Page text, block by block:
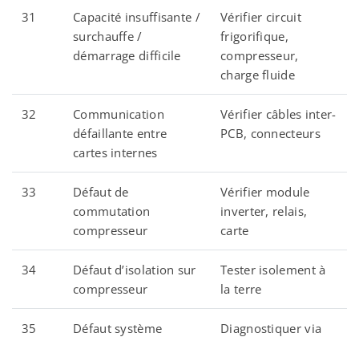
31
Capacité insuffisante /
surchauffe /
démarrage difficile
Vérifier circuit
frigorifique,
compresseur,
charge fluide
32
Communication
défaillante entre
cartes internes
Vérifier câbles inter-
PCB, connecteurs
33
Défaut de
commutation
compresseur
Vérifier module
inverter, relais,
carte
34
Défaut d’isolation sur
compresseur
Tester isolement à
la terre
35
Défaut système
Diagnostiquer via